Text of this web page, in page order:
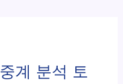
계 분석 토